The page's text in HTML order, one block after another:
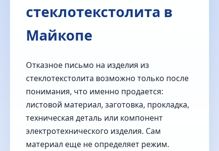
стеклотекстолита в
Майкопе
Отказное письмо на изделия из
стеклотекстолита возможно только после
понимания, что именно продается:
листовой материал, заготовка, прокладка,
техническая деталь или компонент
электротехнического изделия. Сам
материал еще не определяет режим.